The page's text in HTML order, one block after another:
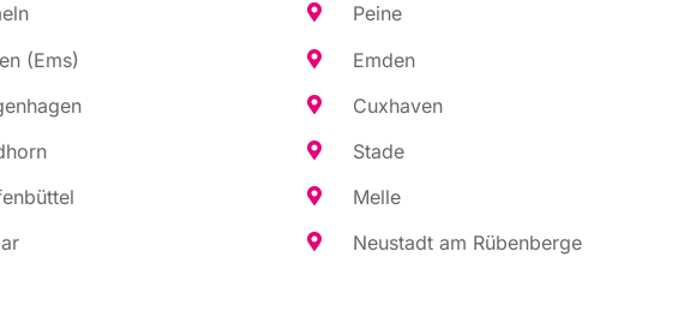
(Ems)
Pei­ne
Emden
Cux­ha­ven
Sta­de
Mel­le
Neu­stadt am Rübenberge